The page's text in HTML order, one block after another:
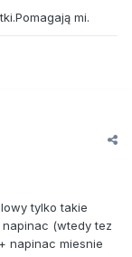
mi.
tylko takie
(wtedy tez
napinac miesnie